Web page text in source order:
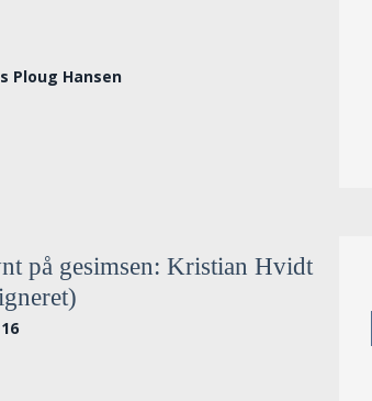
Ploug Hansen
på gesimsen: Kristian Hvidt